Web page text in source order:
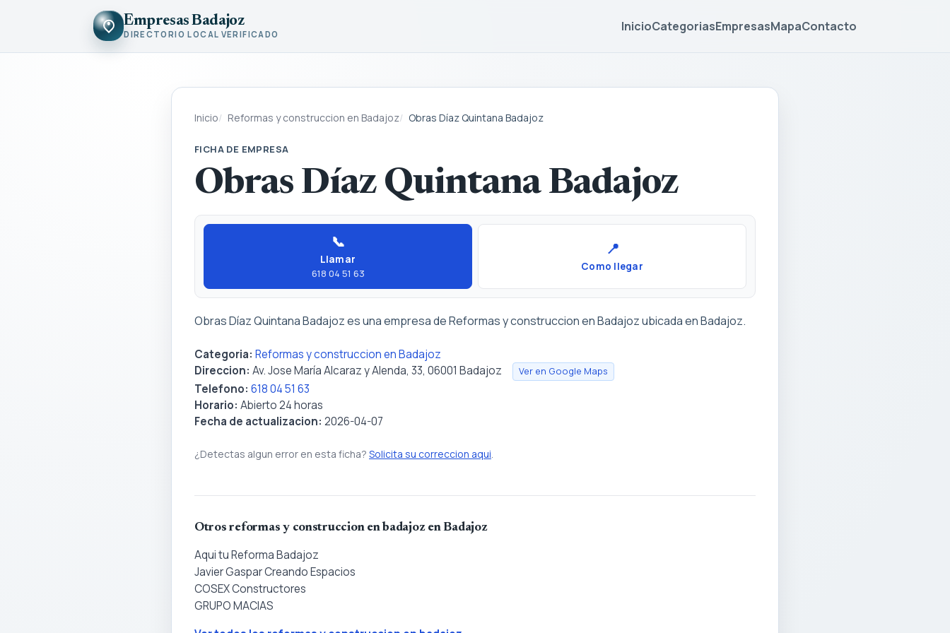
Empresas Badajoz
DIRECTORIO LOCAL VERIFICADO
InicioCategoriasEmpresasMapaContacto
Inicio Reformas y construccion en Badajoz Obras Díaz Quintana Badajoz
FICHA DE EMPRESA
Obras Díaz Quintana Badajoz
📞
Llamar
618 04 51 63
📍
Como llegar
Obras Díaz Quintana Badajoz es una empresa de Reformas y construccion en Badajoz ubicada en Badajoz.
Categoria: Reformas y construccion en Badajoz
Direccion: Av. Jose María Alcaraz y Alenda, 33, 06001 Badajoz Ver en Google Maps
Telefono: 618 04 51 63
Horario: Abierto 24 horas
Fecha de actualizacion: 2026-04-07
¿Detectas algun error en esta ficha? Solicita su correccion aqui
Otros reformas y construccion en badajoz en Badajoz
Aqui tu Reforma Badajoz
Javier Gaspar Creando Espacios
COSEX Constructores
GRUPO MACIAS